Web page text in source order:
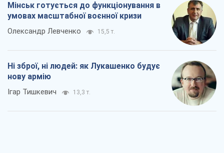
Мінськ готується до функціонування в
умовах масштабної воєнної кризи
Олександр Левченко 15,5 т.
Ні зброї, ні людей: як Лукашенко будує
нову армію
Ігар Тишкевич 13,3 т.